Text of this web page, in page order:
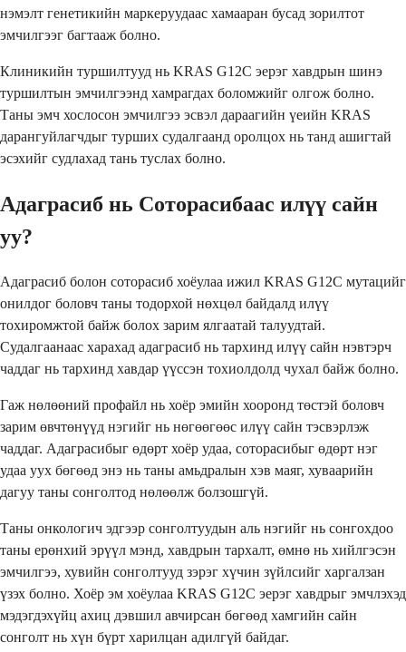
нэмэлт генетикийн маркеруудаас хамааран бусад зорилтот
эмчилгээг багтааж болно.
Клиникийн туршилтууд нь KRAS G12C эерэг хавдрын шинэ
туршилтын эмчилгээнд хамрагдах боломжийг олгож болно.
Таны эмч хослосон эмчилгээ эсвэл дараагийн үеийн KRAS
дарангуйлагчдыг турших судалгаанд оролцох нь танд ашигтай
эсэхийг судлахад тань туслах болно.
Адаграсиб нь Соторасибаас илүү сайн
уу?
Адаграсиб болон соторасиб хоёулаа ижил KRAS G12C мутацийг
онилдог боловч таны тодорхой нөхцөл байдалд илүү
тохиромжтой байж болох зарим ялгаатай талуудтай.
Судалгаанаас харахад адаграсиб нь тархинд илүү сайн нэвтэрч
чаддаг нь тархинд хавдар үүссэн тохиолдолд чухал байж болно.
Гаж нөлөөний профайл нь хоёр эмийн хооронд төстэй боловч
зарим өвчтөнүүд нэгийг нь нөгөөгөөс илүү сайн тэсвэрлэж
чаддаг. Адаграсибыг өдөрт хоёр удаа, соторасибыг өдөрт нэг
удаа уух бөгөөд энэ нь таны амьдралын хэв маяг, хуваарийн
дагуу таны сонголтод нөлөөлж болзошгүй.
Таны онкологич эдгээр сонголтуудын аль нэгийг нь сонгохдоо
таны ерөнхий эрүүл мэнд, хавдрын тархалт, өмнө нь хийлгэсэн
эмчилгээ, хувийн сонголтууд зэрэг хүчин зүйлсийг харгалзан
үзэх болно. Хоёр эм хоёулаа KRAS G12C эерэг хавдрыг эмчлэхэд
мэдэгдэхүйц ахиц дэвшил авчирсан бөгөөд хамгийн сайн
сонголт нь хүн бүрт харилцан адилгүй байдаг.